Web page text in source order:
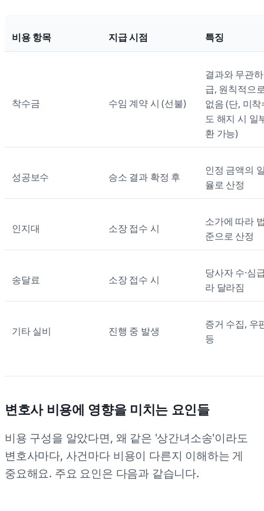
비용 항목 지급 시점 특징
착수금 수임 계약 시 (선불)
결과와 무관
급, 원칙적으
없음 (단, 미착
도 해지 시 일
환 가능)
성공보수 승소 결과 확정 후
인정 금액의
율로 산정
인지대 소장 접수 시
소가에 따라
준으로 산정
송달료 소장 접수 시
당사자 수·심
라 달라짐
기타 실비 진행 중 발생
증거 수집, 우
등
변호사 비용에 영향을 미치는 요인들
비용 구성을 알았다면, 왜 같은 '상간녀소송'이라도
변호사마다, 사건마다 비용이 다른지 이해하는 게
중요해요. 주요 요인은 다음과 같습니다.